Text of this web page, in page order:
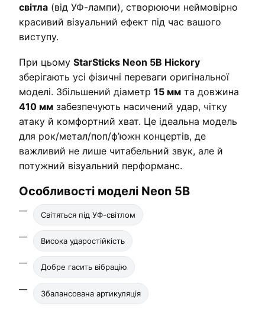
світла (від УФ-лампи), створюючи неймовірно
красивий візуальний ефект під час вашого
виступу.
При цьому StarSticks Neon 5B Hickory
зберігають усі фізичні переваги оригінальної
моделі. Збільшений діаметр 15 мм та довжина
410 мм забезпечують насичений удар, чітку
атаку й комфортний хват. Це ідеальна модель
для рок/метал/поп/ф’южн концертів, де
важливий не лише читабельний звук, але й
потужний візуальний перформанс.
Особливості моделі Neon 5B
Світяться під УФ-світлом
Висока ударостійкість
Добре гасить вібрацію
Збалансована артикуляція